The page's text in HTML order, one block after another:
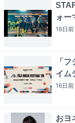
ォー
16日前
「
イム
16日前
おヨ